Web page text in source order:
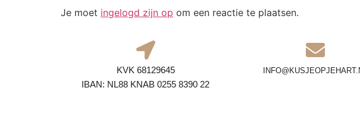
Je moet ingelogd zijn op om een reactie te plaatsen.
KVK 68129645
IBAN: NL88 KNAB 0255 8390 22